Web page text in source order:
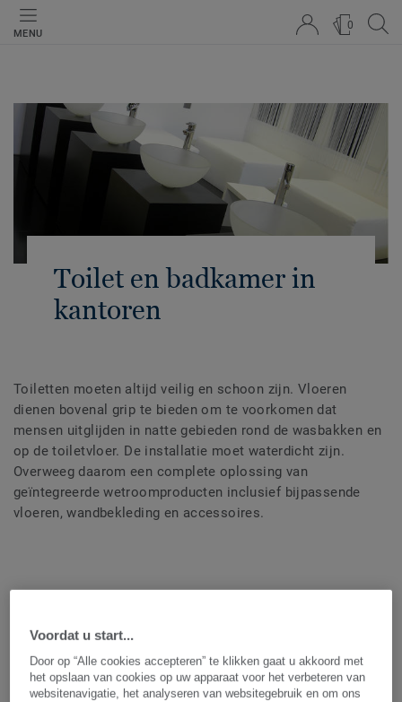
MENU
0
Toilet en badkamer in
kantoren
Toiletten moeten altijd veilig en schoon zijn. Vloeren
dienen bovenal grip te bieden om te voorkomen dat
mensen uitglijden in natte gebieden rond de wasbakken en
op de toiletvloer. De installatie moet waterdicht zijn.
Overweeg daarom een complete oplossing van
geïntegreerde wetroomproducten inclusief bijpassende
vloeren, wandbekleding en accessoires.
Belangrijkste
vereisten
Voordat u start...
Door op “Alle cookies accepteren” te klikken gaat u akkoord met
het opslaan van cookies op uw apparaat voor het verbeteren van
websitenavigatie, het analyseren van websitegebruik en om ons